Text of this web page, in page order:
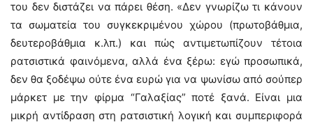
του δεν διστάζει να πάρει θέση. «Δεν γνωρίζω τι κάνουν
τα σωματεία του συγκεκριμένου χώρου (πρωτοβάθμια,
δευτεροβάθμια κ.λπ.) και πώς αντιμετωπίζουν τέτοια
ρατσιστικά φαινόμενα, αλλά ένα ξέρω: εγώ προσωπικά,
δεν θα ξοδέψω ούτε ένα ευρώ για να ψωνίσω από σούπερ
μάρκετ με την φίρμα “Γαλαξίας” ποτέ ξανά. Είναι μια
μικρή αντίδραση στη ρατσιστική λογική και συμπεριφορά